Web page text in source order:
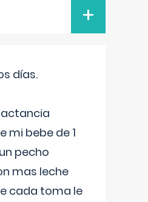
+
días.
mi bebe de 1
pecho
mas leche
cada toma le